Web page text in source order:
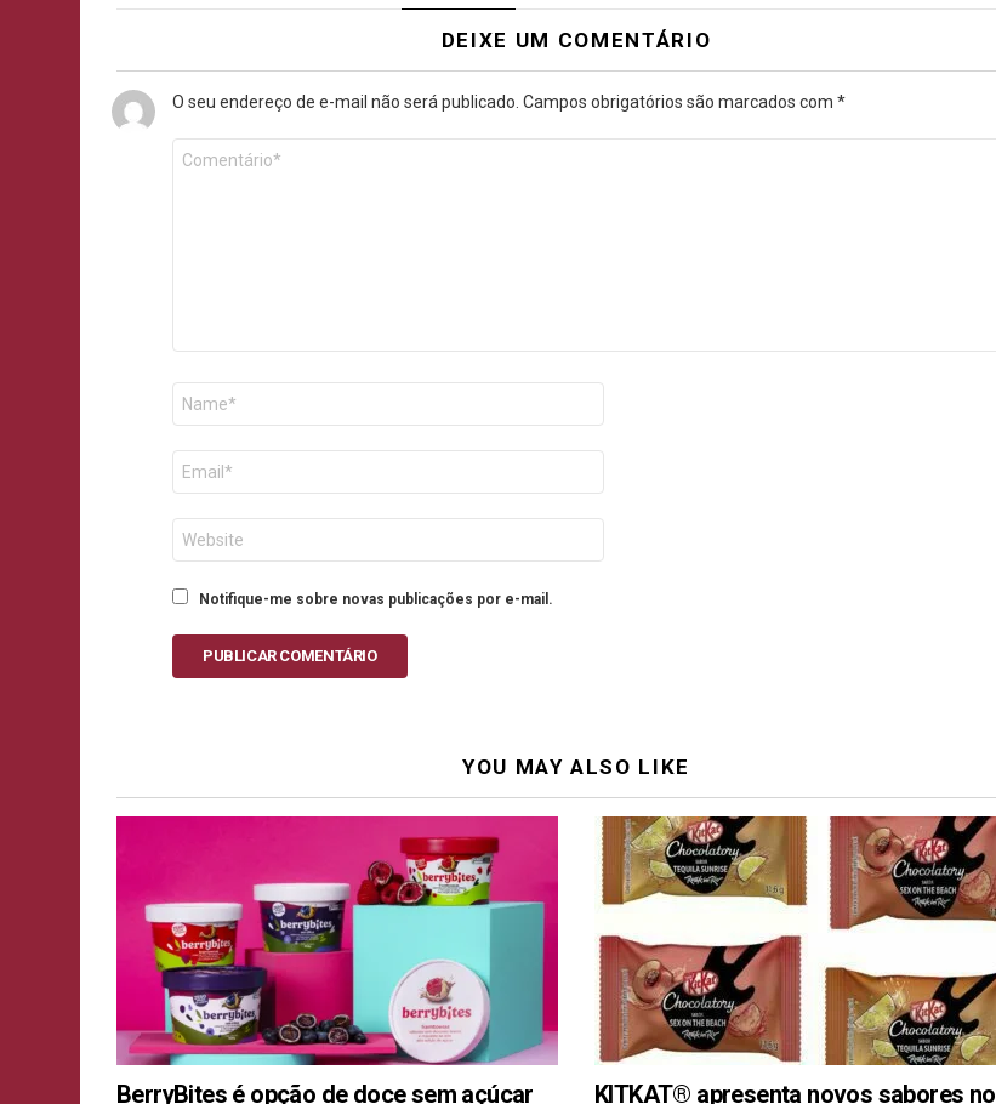
DEIXE UM COMENTÁRIO
O seu endereço de e-mail não será publicado. Campos obrigatórios são marcados com *
mail
Notifique-me sobre novas publicações por e-mail.
PUBLICAR COMENTÁRIO
YOU MAY ALSO LIKE
BerryBites é opção de doce sem açúcar KITKAT® apresenta novos sabores no